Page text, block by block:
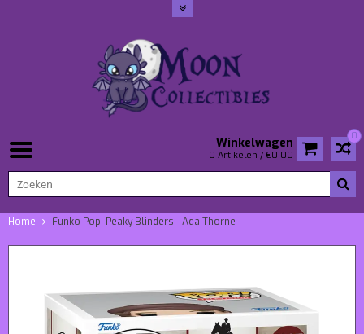
0
Winkelwagen
0 Artikelen / €0,00
Home Funko Pop! Peaky Blinders - Ada Thorne